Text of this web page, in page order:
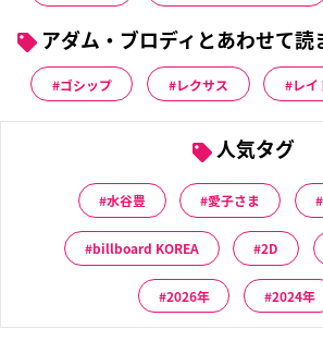
アダム・ブロディとあわせて読
ゴシップ レクサス レイ
人気タグ
水谷豊 愛子さま
billboard KOREA 2D
2026年 2024年